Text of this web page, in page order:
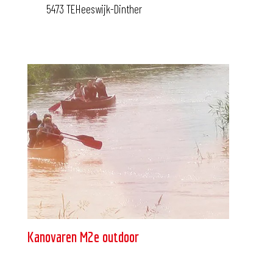
5473 TEHeeswijk-Dinther
Kanovaren M2e outdoor